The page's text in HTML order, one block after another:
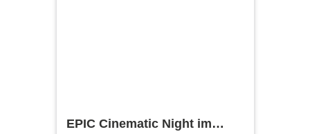
EPIC Cinematic Night im